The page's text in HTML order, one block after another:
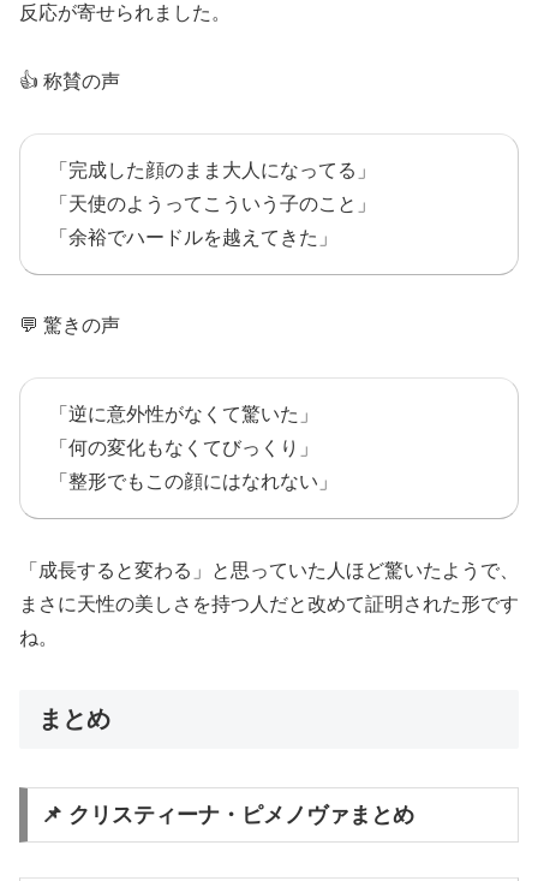
反応が寄せられました。
👍 称賛の声
「完成した顔のまま大人になってる」
「天使のようってこういう子のこと」
「余裕でハードルを越えてきた」
💬 驚きの声
「逆に意外性がなくて驚いた」
「何の変化もなくてびっくり」
「整形でもこの顔にはなれない」
「成長すると変わる」と思っていた人ほど驚いたようで、
まさに天性の美しさを持つ人だと改めて証明された形です
ね。
まとめ
📌 クリスティーナ・ピメノヴァまとめ